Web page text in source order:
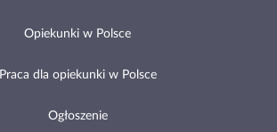
Opiekunki w Polsce
Praca dla opiekunki w Polsce
Ogłoszenie